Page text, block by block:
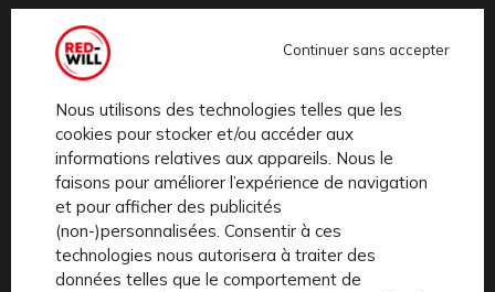
Nous utilisons des technologies telles que les
cookies pour stocker et/ou accéder aux
informations relatives aux appareils. Nous le
faisons pour améliorer l’expérience de navigation
et pour afficher des publicités
(non-)personnalisées. Consentir à ces
technologies nous autorisera à traiter des
données telles que le comportement de
Continuer sans accepter
Adapté aux trajets en ville : Les vélos électriques
permettent d’éviter les embouteillages tout en étant
rapides et faciles à garer, un atout pour les
Primes mobilités durables : Ce forfait vélo électrique
en entreprise peut vous permettre de financer une
grande partie des frais liés à la location ou à l’achat
d’un vélo électrique.